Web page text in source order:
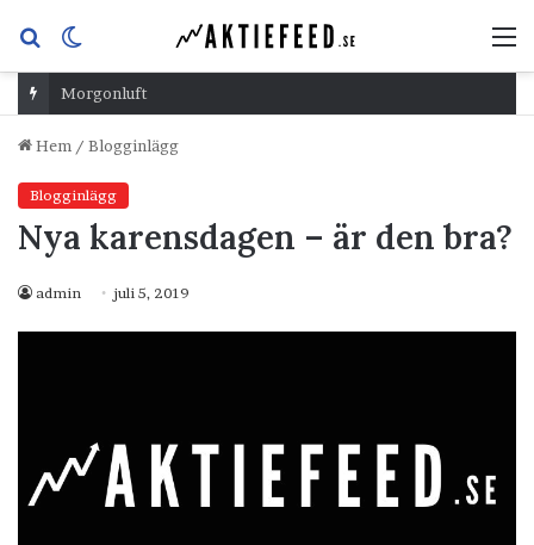
Sök
efterskin
Morgonluft
Hem / Blogginlägg
Blogginlägg
Nya karensdagen – är den bra?
admin juli 5, 2019